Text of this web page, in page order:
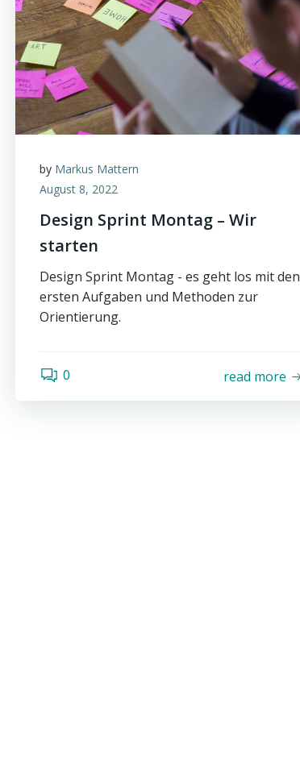
by Markus Mattern
August 8, 2022
Design Sprint Montag – Wir
starten
Design Sprint Montag - es geht los mit den
ersten Aufgaben und Methoden zur
Orientierung.
0 read more